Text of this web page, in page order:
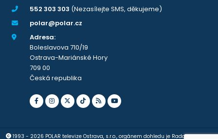
552 303 303 (Nezasílejte SMS, děkujeme)
polar@polar.cz
Adresa:
Boleslavova 710/19
Ostrava-Mariánské Hory
709 00
Česká republika
1993 - 2026 POLAR televize Ostrava, s.r.o., orgánem dohledu je Rada pro